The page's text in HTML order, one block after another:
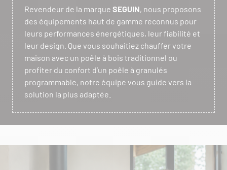
Revendeur de la marque SEGUIN, nous proposons
des équipements haut de gamme reconnus pour
leurs performances énergétiques, leur fiabilité et
leur design. Que vous souhaitiez chauffer votre
maison avec un poêle à bois traditionnel ou
profiter du confort d’un poêle à granulés
programmable, notre équipe vous guide vers la
solution la plus adaptée.